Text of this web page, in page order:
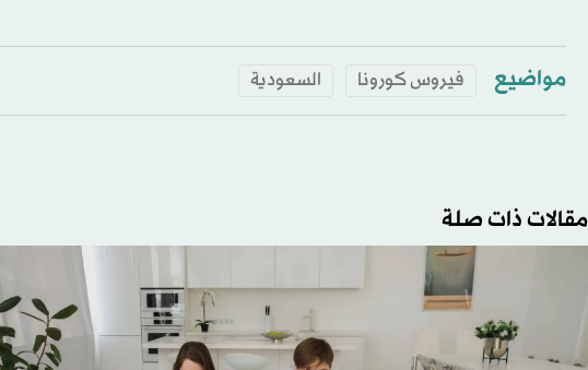
مواضيع فيروس كورونا السعودية
مقالات ذات صلة